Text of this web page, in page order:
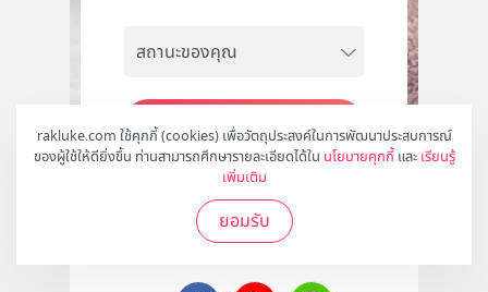
rakluke.com ใช้คุกกี้ (cookies) เพื่อวัตถุประสงค์ในการพัฒนาประสบการณ์
ของผู้ใช้ให้ดียิ่งขึ้น ท่านสามารถศึกษารายละเอียดได้ใน นโยบายคุกกี้ และ เรียนรู้
เพิ่มเติม
ยอมรับ
สมัคร
ติดตามเราได้ที่